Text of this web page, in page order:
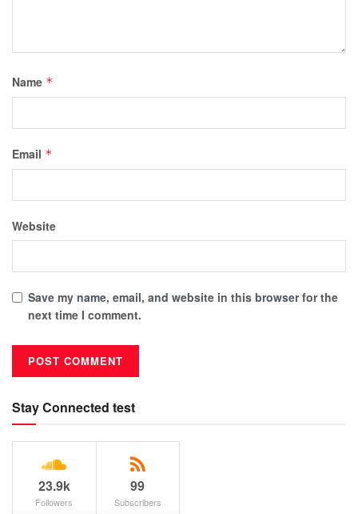
Name *
Email *
Website
Save my name, email, and website in this browser for the
next time I comment.
Stay Connected test
23.9k
Followers
99
Subscribers